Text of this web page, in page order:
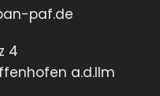
paf.de
4
a.d.Ilm